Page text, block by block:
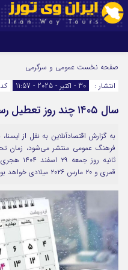
اینستاگرام
صفحه نخست عمومی و سرگرمی
انتشار :
30 - اکتبر - 2025 - 11:57
سال ۱۴۰۵ چند روز تعطیل رسمی دارد؟
به گزارش اقتصادآنلاین به نقل از
قمری و ۲۰ مارس ۲۰۲۶ میلادی خواهد بود. سال آتی ۲۵ روز […]